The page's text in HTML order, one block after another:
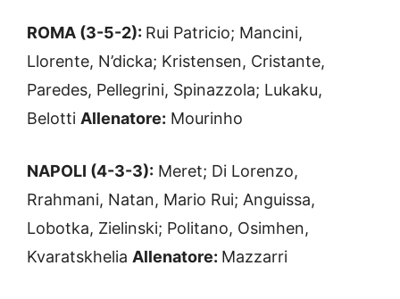
ROMA (3-5-2): Rui Patricio; Mancini,
Llorente, N’dicka; Kristensen, Cristante,
Paredes, Pellegrini, Spinazzola; Lukaku,
Belotti Allenatore: Mourinho
NAPOLI (4-3-3): Meret; Di Lorenzo,
Rrahmani, Natan, Mario Rui; Anguissa,
Lobotka, Zielinski; Politano, Osimhen,
Kvaratskhelia Allenatore: Mazzarri